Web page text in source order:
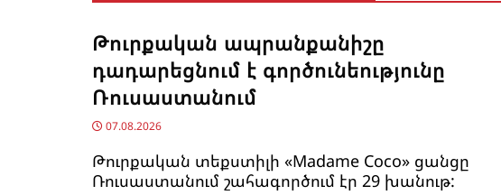
Թուրքական ապրանքանիշը
դադարեցնում է գործունեությունը
Ռուսաստանում
07.08.2026
Թուրքական տեքստիլի «Madame Coco» ցանցը
Ռուսաստանում շահագործում էր 29 խանութ: